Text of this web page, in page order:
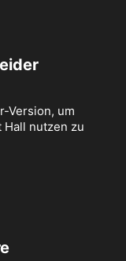
Version, um
nutzen zu